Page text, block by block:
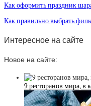
Как оформить праздник
Как правильно выбрать
Интересное на сайте
Новое на сайте:
9 ресторанов мира, в